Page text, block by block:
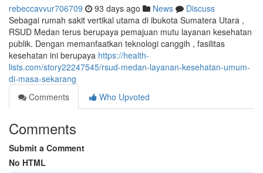
rebeccavvur706709 93 days ago News
Discuss
Sebagai rumah sakit vertikal utama di ibukota Sumatera Utara ,
RSUD Medan terus berupaya pemajuan mutu layanan kesehatan
publik. Dengan memanfaatkan teknologi canggih , fasilitas
kesehatan ini berupaya https://health-
lists.com/story22247545/rsud-medan-layanan-kesehatan-umum-
di-masa-sekarang
Comments
Who Upvoted
Comments
Submit a Comment
No HTML